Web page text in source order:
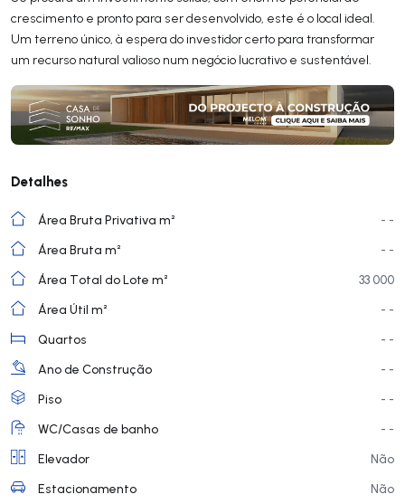
crescimento e pronto para ser desenvolvido, este é o local ideal.
Um terreno único, à espera do investidor certo para transformar
um recurso natural valioso num negócio lucrativo e sustentável.
Detalhes
Área Bruta Privativa m²
- -
Área Bruta m²
- -
Área Total do Lote m²
33 000
Área Útil m²
- -
Quartos
- -
Ano de Construção
- -
Piso
- -
WC/Casas de banho
- -
Elevador
Não
Estacionamento
Não